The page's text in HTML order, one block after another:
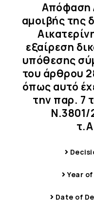
Απόφαση
αμοιβής της
εξαίρεση
υπόθεσης
του άρθρου
όπως αυτό
την παρ. 7
Ν.3801/
Year
Date of